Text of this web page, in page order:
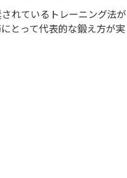
れているトレーニング法が
とって代表的な鍛え方が実